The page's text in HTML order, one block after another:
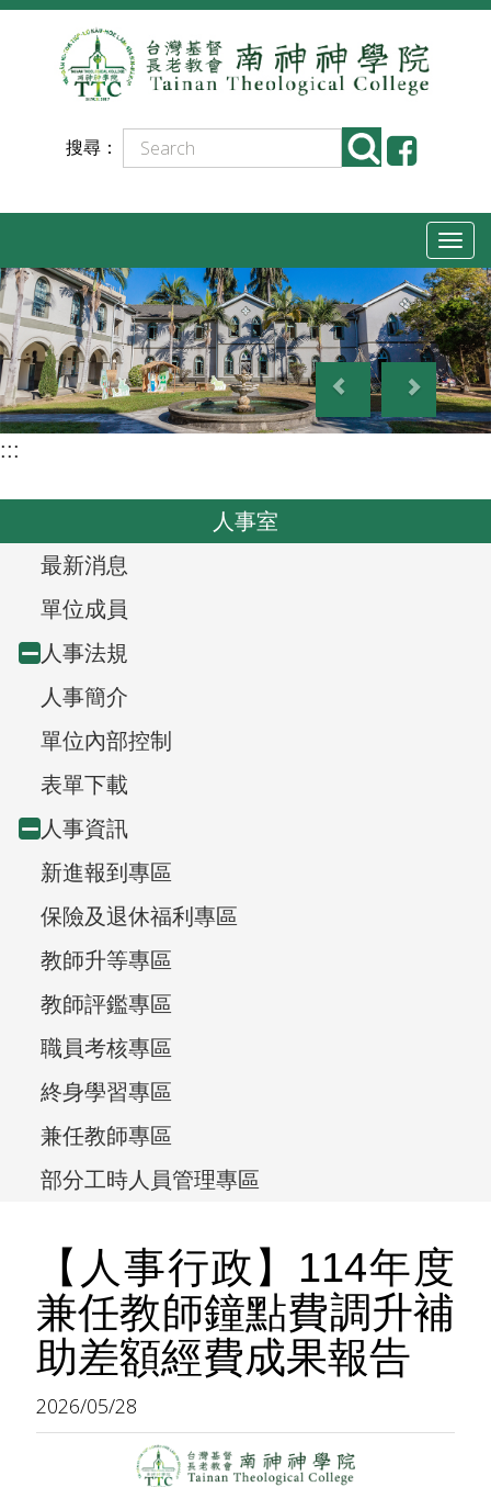
跳
搜尋：
T
o
g
g
l
e
i
P
r
e
o
e
x
:::
人事室
T
r
e
e
v
i
e
w
,
最新消息
單位成員
Collapse
node
人事法規
人事簡介
單位內部控制
表單下載
Collapse
node
人事資訊
新進報到專區
保險及退休福利專區
教師升等專區
教師評鑑專區
職員考核專區
終身學習專區
兼任教師專區
部分工時人員管理專區
【人事行政】114年度
兼任教師鐘點費調升補
助差額經費成果報告
2026/05/28